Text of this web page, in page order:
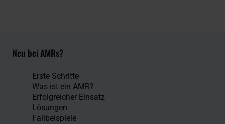
Neu bei AMRs?
Erste Schritte
Was ist ein AMR?
Erfolgreicher Einsatz
Lösungen
Fallbeispiele